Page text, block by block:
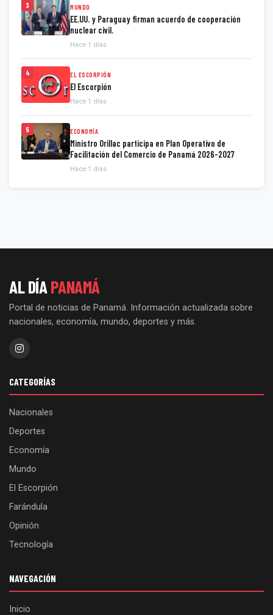
3 MUNDO
EE.UU. y Paraguay firman acuerdo de cooperación
nuclear civil.
Hace 1 días
4 EL ESCORPIÓN
El Escorpión
Hace 1 días
5 ECONOMÍA
Ministro Orillac participa en Plan Operativo de
Facilitación del Comercio de Panamá 2026-2027
Hace 1 días
AL DÍAPANAMÁ
Portal de noticias de Panamá. Información actualizada sobre
nacionales, economía, mundo, deportes y más.
CATEGORÍAS
Nacionales
Deportes
Economía
Mundo
El Escorpión
Farándula
Opinión
Tecnología
NAVEGACIÓN
Inicio